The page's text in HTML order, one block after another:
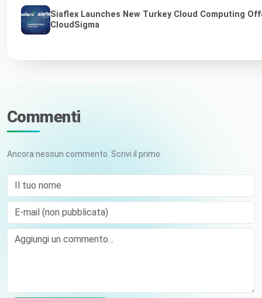
Siaflex Launches New Turkey Cloud Computing
CloudSigma
Commenti
Ancora nessun commento. Scrivi il primo.
Il tuo nome
E-mail (non pubblicata)
Comment